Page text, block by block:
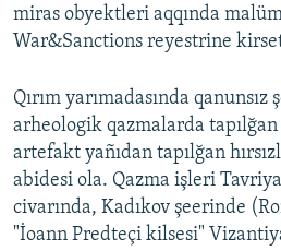
miras obyektleri aqqında
War&Sanctions reyestrine
Qırım yarımadasında
arheologik qazmalarda
artefakt yañıdan tapılğan
abidesi ola. Qazma işleri
civarında, Kadıkov şeerinde
"İoann Predteçi kilsesi"